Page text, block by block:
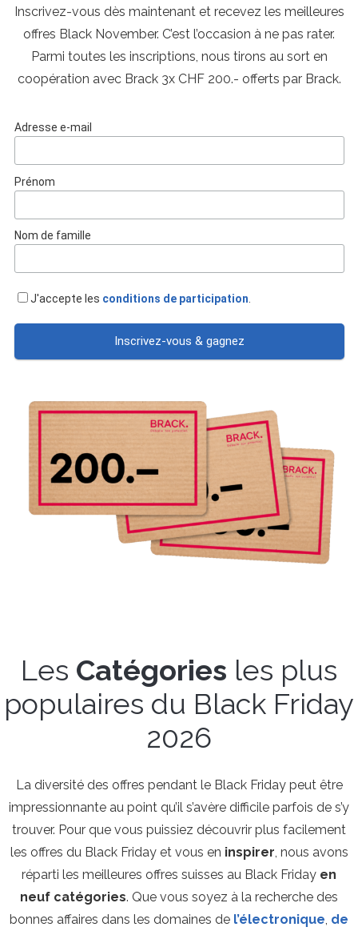
Inscrivez-vous dès maintenant et recevez les meilleures
offres Black November. C’est l’occasion à ne pas rater.
Parmi toutes les inscriptions, nous tirons au sort en
coopération avec Brack 3x CHF 200.- offerts par Brack.
Adresse e-mail
Prénom
Nom de famille
J'accepte les conditions de participation
Les Catégories les plus
populaires du Black Friday
2026
La diversité des offres pendant le Black Friday peut être
impressionnante au point qu’il s’avère difficile parfois de s’y
trouver. Pour que vous puissiez découvrir plus facilement
les offres du Black Friday et vous en inspirer, nous avons
réparti les meilleures offres suisses au Black Friday en
neuf catégories. Que vous soyez à la recherche des
bonnes affaires dans les domaines de l’électronique, de